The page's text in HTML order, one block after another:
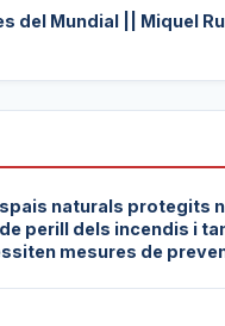
del Mundial || Miquel
naturals protegits
perill dels incendis i
mesures de